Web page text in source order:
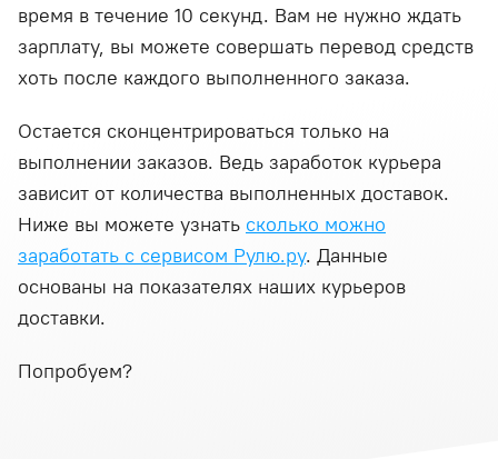
время в течение 10 секунд. Вам не нужно ждать
зарплату, вы можете совершать перевод средств
хоть после каждого выполненного заказа.
Остается сконцентрироваться только на
выполнении заказов. Ведь заработок курьера
зависит от количества выполненных доставок.
Ниже вы можете узнать сколько можно
заработать с сервисом Рулю.ру. Данные
основаны на показателях наших курьеров
доставки.
Попробуем?